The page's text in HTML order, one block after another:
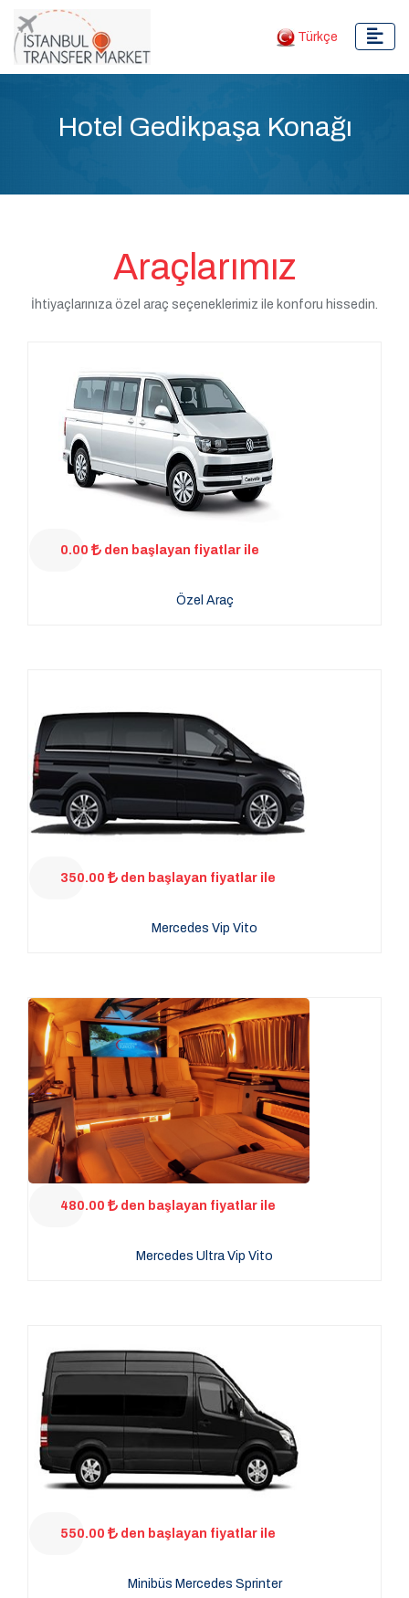
Türkçe
Hotel Gedikpaşa Konağı
Araçlarımız
İhtiyaçlarınıza özel araç seçeneklerimiz ile konforu hissedin.
0.00 den başlayan fiyatlar ile
Özel Araç
350.00 den başlayan fiyatlar ile
Mercedes Vip Vito
480.00 den başlayan fiyatlar ile
Mercedes Ultra Vip Vito
550.00 den başlayan fiyatlar ile
Minibüs Mercedes Sprinter